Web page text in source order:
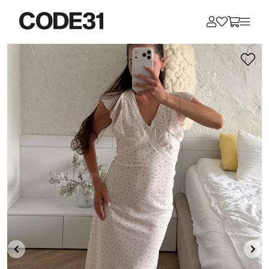
Для клиентов всех банков
Разбейте
на части
без переплат
График платежей